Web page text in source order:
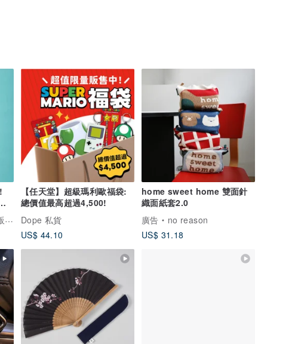
【任天堂】超級瑪利歐福袋:
總價值最高超過4,500!
Dope 私貨
US$ 44.10
home sweet home 雙面針
織面紙套2.0
廣告
no reason
US$ 31.18